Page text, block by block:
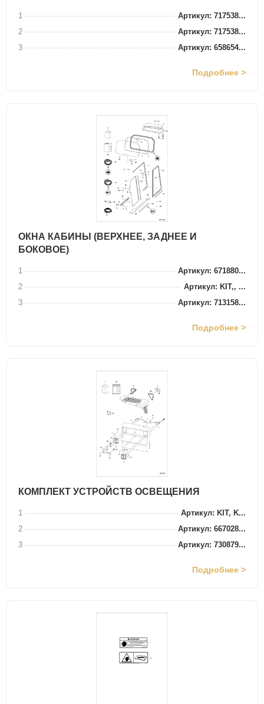
1
Артикул: 717538...
2
Артикул: 717538...
3
Артикул: 658654...
Подробнее >
ОКНА КАБИНЫ (ВЕРХНЕЕ, ЗАДНЕЕ И
БОКОВОЕ)
1
Артикул: 671880...
2
Артикул: KIT,, ...
3
Артикул: 713158...
Подробнее >
КОМПЛЕКТ УСТРОЙСТВ ОСВЕЩЕНИЯ
1
Артикул: KIT, K...
2
Артикул: 667028...
3
Артикул: 730879...
Подробнее >